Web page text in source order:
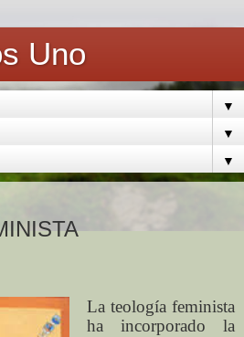
Uno
▼
▼
▼
La teología feminista
ha incorporado la